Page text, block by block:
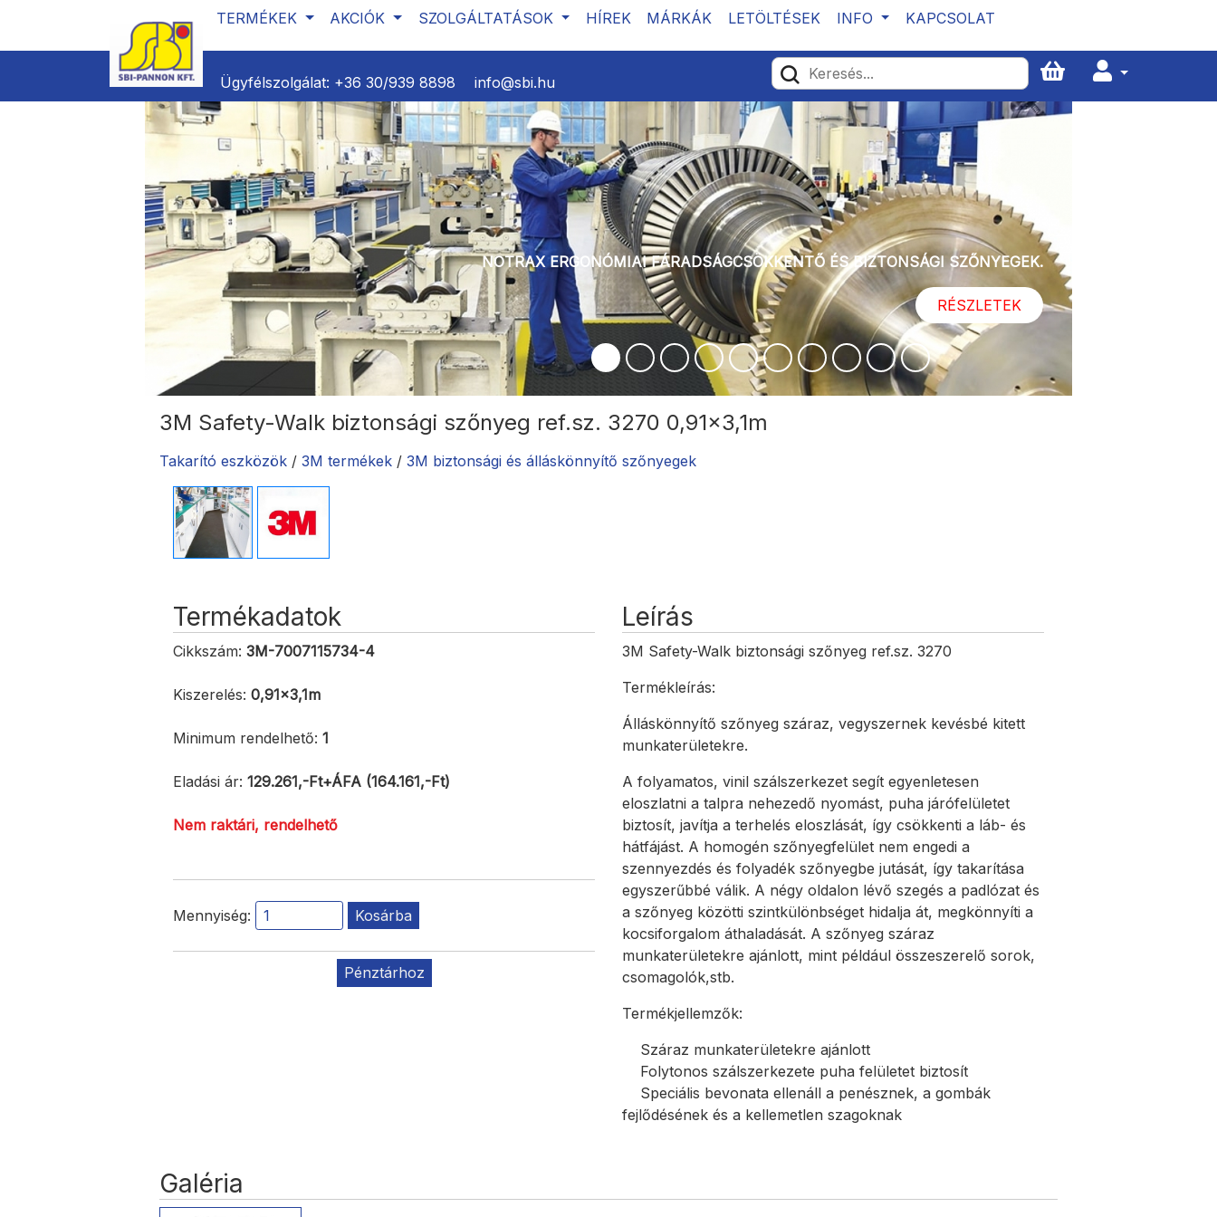
TERMÉKEK AKCIÓK SZOLGÁLTATÁSOK HÍREK MÁRKÁK LETÖLTÉSEK INFO KAPCSOLAT
Ügyfélszolgálat: +36 30/939 8898 info@sbi.hu
NOTRAX ERGONÓMIAI FÁRADSÁGCSÖKKENTŐ ÉS BIZTONSÁGI SZŐNYEGEK.
RÉSZLETEK
3M Safety-Walk biztonsági szőnyeg ref.sz. 3270 0,91x3,1m
Takarító eszközök / 3M termékek / 3M biztonsági és álláskönnyítő szőnyegek
Termékadatok
Cikkszám: 3M-7007115734-4
Kiszerelés: 0,91x3,1m
Minimum rendelhető: 1
Eladási ár: 129.261,-Ft+ÁFA (164.161,-Ft)
Nem raktári, rendelhető
Mennyiség: Kosárba
Pénztárhoz
Leírás
3M Safety-Walk biztonsági szőnyeg ref.sz. 3270
Termékleírás:
Álláskönnyítő szőnyeg száraz, vegyszernek kevésbé kitett
munkaterületekre.
A folyamatos, vinil szálszerkezet segít egyenletesen
eloszlatni a talpra nehezedő nyomást, puha járófelületet
biztosít, javítja a terhelés eloszlását, így csökkenti a láb- és
hátfájást. A homogén szőnyegfelület nem engedi a
szennyezdés és folyadék szőnyegbe jutását, így takarítása
egyszerűbbé válik. A négy oldalon lévő szegés a padlózat és
a szőnyeg közötti szintkülönbséget hidalja át, megkönnyíti a
kocsiforgalom áthaladását. A szőnyeg száraz
munkaterületekre ajánlott, mint például összeszerelő sorok,
csomagolók,stb.
Termékjellemzők:
Száraz munkaterületekre ajánlott
Folytonos szálszerkezete puha felületet biztosít
Speciális bevonata ellenáll a penésznek, a gombák
fejlődésének és a kellemetlen szagoknak
Galéria